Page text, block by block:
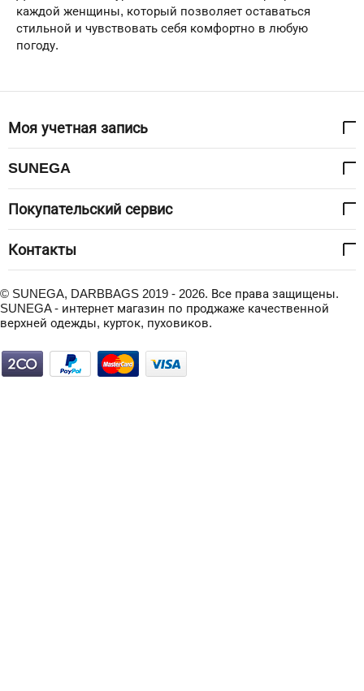
каждой женщины, который позволяет оставаться
стильной и чувствовать себя комфортно в любую
погоду.
Моя учетная запись
SUNEGA
Покупательский сервис
Контакты
© SUNEGA, DARBBAGS 2019 - 2026. Все права защищены.
SUNEGA - интернет магазин по проджаже качественной
верхней одежды, курток, пуховиков.